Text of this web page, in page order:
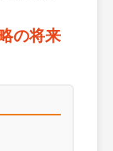
の将来